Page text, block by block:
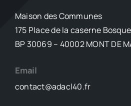
Maison des Communes
175 Place de la caserne
BP 30069 – 40002 MONT DE
Email
contact@adacl40.fr